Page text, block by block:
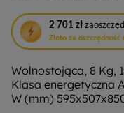
2 701 zł
Złoto za oszczędność
To
działanie
otworzy
narzędzie
do
oszczędzania
energii
Wolnostojąca, 8 Kg,
Klasa energetyczna
W (mm)